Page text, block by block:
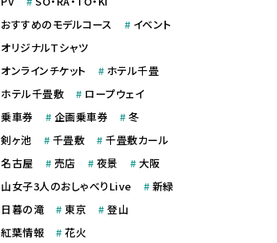
おすすめのモデルコース # イベント
オリジナルＴシャツ
オンラインチケット # ホテル千畳
ホテル千畳敷 # ロープウェイ
乗車券 # 企画乗車券 # 冬
剣ヶ池 # 千畳敷 # 千畳敷カール
名古屋 # 売店 # 夜景 # 大阪
山女子3人のおしゃべりLive # 新緑
日暮の滝 # 東京 # 登山
紅葉情報 # 花火